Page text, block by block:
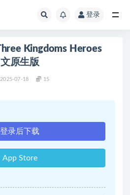
登录
Kingdoms Heroes
原生版
2025-07-18 15
登录后下载
App Store